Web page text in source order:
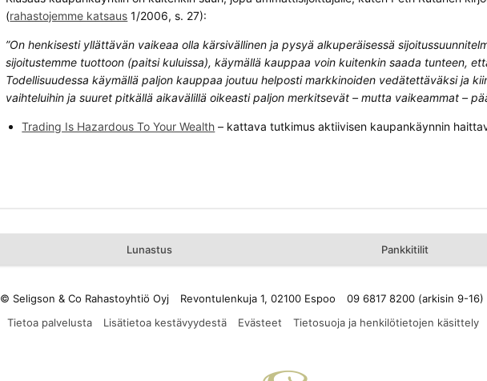
(rahastojemme katsaus 1/2006, s. 27):
”On henkisesti yllättävän vaikeaa olla kärsivällinen ja pysyä alkuperäisessä
sijoitustemme tuottoon (paitsi kuluissa), käymällä kauppaa voin kuitenkin saada tunteen,
Todellisuudessa käymällä paljon kauppaa joutuu helposti markkinoiden vedätettäväksi ja
vaihteluihin ja suuret pitkällä aikavälillä oikeasti paljon merkitsevät – mutta vaikeammat –
Trading Is Hazardous To Your Wealth – kattava tutkimus aktiivisen kaupankäynnin
Lunastus Pankkitilit
© Seligson & Co Rahastoyhtiö Oyj Revontulenkuja 1, 02100 Espoo
09 6817 8200 (arkisin 9-16)
Tietoa palvelusta
Lisätietoa kestävyydestä Evästeet Tietosuoja ja henkilötietojen käsittely